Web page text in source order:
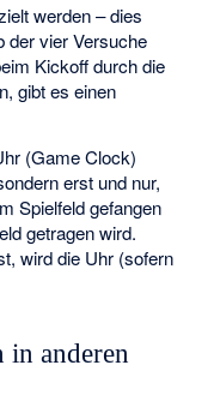
werden – dies
der vier Versuche
Kickoff durch die
gibt es einen
(Game Clock)
erst und nur,
Spielfeld gefangen
getragen wird.
wird die Uhr (sofern
in anderen